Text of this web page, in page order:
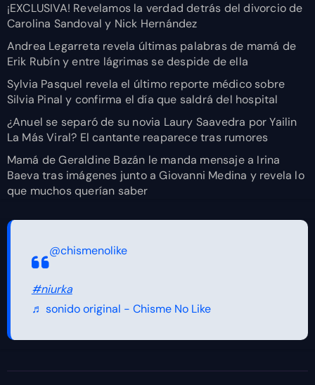
¡EXCLUSIVA! Revelamos la verdad detrás del divorcio de
Carolina Sandoval y Nick Hernández
Andrea Legarreta revela últimas palabras de mamá de
Erik Rubín y entre lágrimas se despide de ella
Sylvia Pasquel revela el último reporte médico sobre
Silvia Pinal y confirma el día que saldrá del hospital
¿Anuel se separó de su novia Laury Saavedra por Yailin
La Más Viral? El cantante reaparece tras rumores
Mamá de Geraldine Bazán le manda mensaje a Irina
Baeva tras imágenes junto a Giovanni Medina y revela lo
que muchos querían saber
@chismenolike
#niurka
♬ sonido original - Chisme No Like